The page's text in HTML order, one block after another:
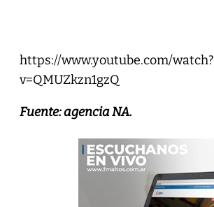
https://www.youtube.com/watch?
v=QMUZkzn1gzQ
Fuente: agencia NA.